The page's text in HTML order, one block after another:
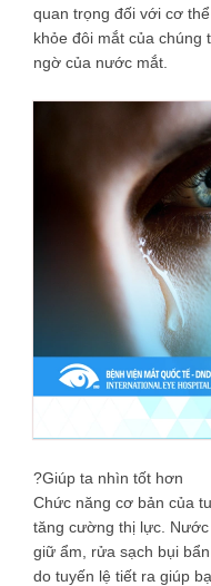
quan trọng đối với cơ
khỏe đôi mắt của chúng
ngờ của nước mắt.
?Giúp ta nhìn tốt hơn
Chức năng cơ bản của
tăng cường thị lực.
giữ ẩm, rửa sạch bụi
do tuyến lệ tiết ra giúp